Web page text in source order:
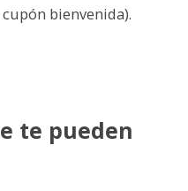
bienvenida).
te pueden